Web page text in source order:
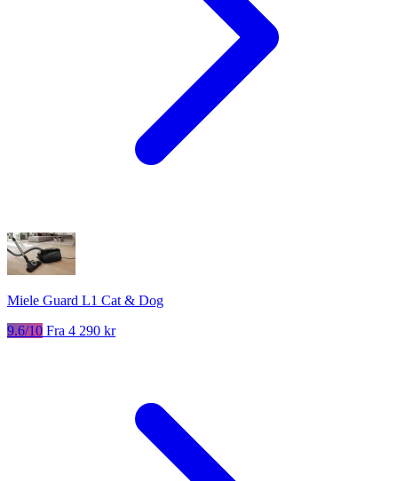
Miele Guard L1 Cat & Dog
9.6/10 Fra 4 290 kr